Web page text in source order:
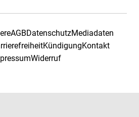
AGBDatenschutzMediadaten
KündigungKontakt
Widerruf